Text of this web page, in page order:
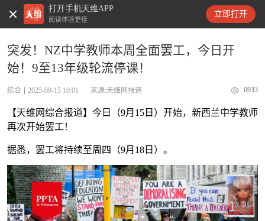
打开手机天维APP
阅读体验更佳
立即打开
天维新闻
突发！NZ中学教师本周全面罢工，今日开
始！9至13年级轮流停课！
综合 2025-09-15 10:01 来源:天维网报道 6933
【天维网综合报道】今日（9月15日）开始，新西兰中学教师
再次开始罢工！
据悉，罢工将持续至周四（9月18日）。